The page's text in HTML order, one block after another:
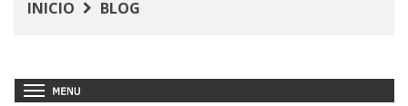
INICIO BLOG